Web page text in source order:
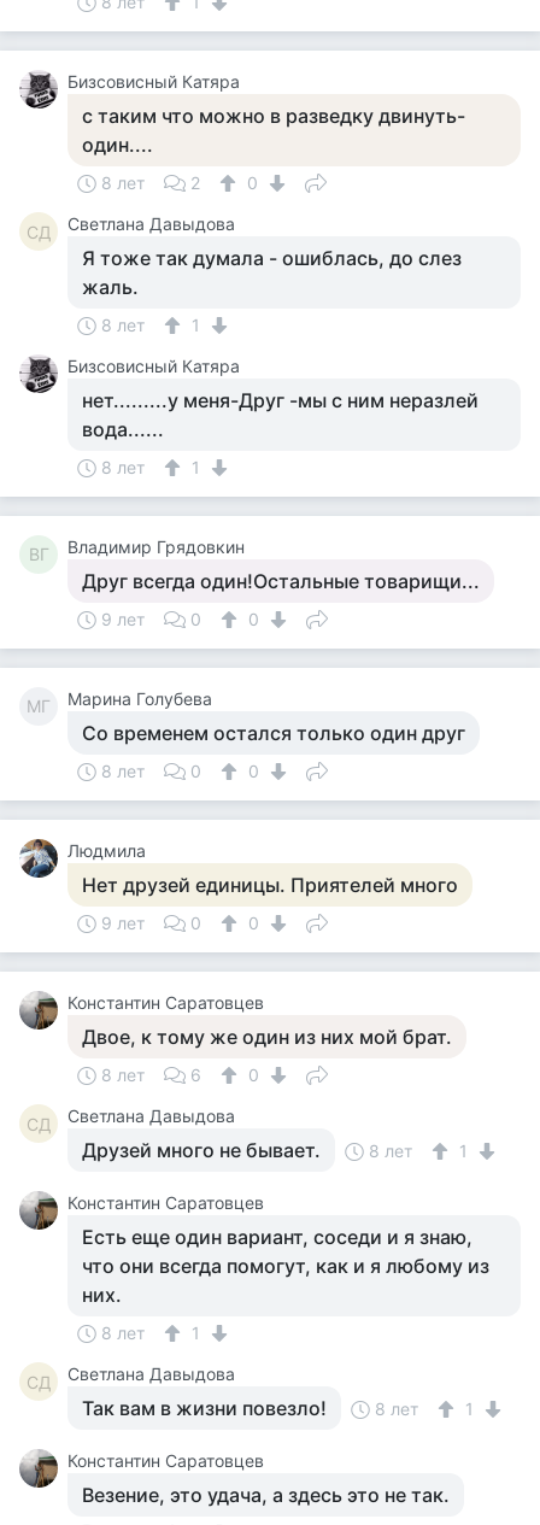
Бизсовисный Катяра
с таким что можно в разведку двинуть-
один....
8 лет 2 0
СД Светлана Давыдова
Я тоже так думала - ошиблась, до слез
жаль.
8 лет
1
Бизсовисный Катяра
нет.........у меня-Друг -мы с ним неразлей
вода......
8 лет 1
ВГ Владимир Грядовкин
Друг всегда один!Остальные товарищи...
9 лет 0 0
МГ Марина Голубева
Со временем остался только один друг
8 лет 0 0
Людмила
Нет друзей единицы. Приятелей много
9 лет 0 0
Константин Саратовцев
Двое, к тому же один из них мой брат.
8 лет 6 0
СД Светлана Давыдова
Друзей много не бывает. 8 лет 1
Константин Саратовцев
Есть еще один вариант, соседи и я знаю,
что они всегда помогут, как и я любому из
них.
8 лет 1
СД Светлана Давыдова
Так вам в жизни повезло! 8 лет 1
Константин Саратовцев
Везение, это удача, а здесь это не так.